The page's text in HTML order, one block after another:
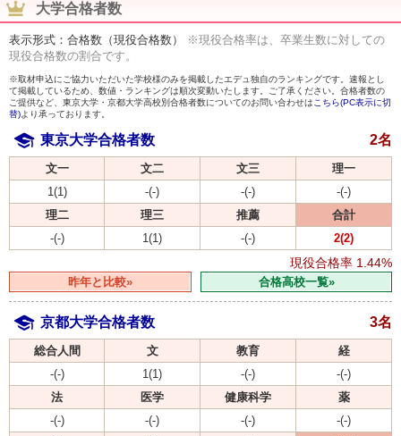
大学合格者数
表示形式：合格数（現役合格数）
※現役合格率は、卒業生数に対しての
現役合格数の割合です。
※取材申込にご協力いただいた学校様のみを掲載したエデュ独自のランキングです。速報とし
て掲載しているため、数値・ランキングは順次変動いたします。ご了承ください。合格者数の
ご提供など、東京大学・京都大学高校別合格者数についてのお問い合わせは こちら(PC表示に切
替)より承っております。
東京大学合格者数 2名
文一 文二 文三
理一
1(1)
-(-) -(-)
-(-)
理二
理三 推薦
合計
-(-)
1(1) -(-) 2(2)
現役合格率 1.44%
昨年と比較» 合格高校一覧»
京都大学合格者数 3名
総合人間 文 教育
経
-(-)
1(1) -(-)
-(-)
法
医学 健康科学
薬
-(-)
-(-) -(-)
-(-)